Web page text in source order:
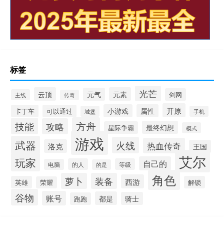
标签
主线 云顶 传奇 元气 元素 光芒
剑网
卡丁车
可以通过 城堡 小游戏 属性 开原 手机
技能 攻略 方舟 星际争霸 最终幻想 模式
武器 洛克 游戏 火线 热血传奇 王国
玩家 电脑 的人 的是 等级 自己的 艾尔
英雄 荣耀 萝卜 装备 西游 角色 解锁
谷物 账号 跑跑 都是 骑士